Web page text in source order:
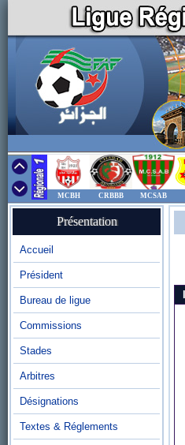
MCBH CRBBB MCSAB
Présentation
Accueil
Président
Bureau de ligue
Commissions
Stades
Arbitres
Désignations
Textes & Réglements